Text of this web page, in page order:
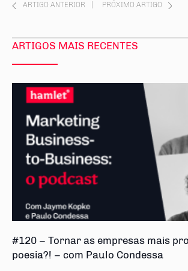
ARTIGO ANTERIOR PRÓXIMO ARTIGO
ARTIGOS MAIS RECENTES
#120 – Tornar as empresas mais
poesia?! – com Paulo Condessa